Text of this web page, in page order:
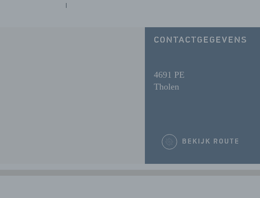
CONTACTGEGEVENS
4691 PE
Tholen
BEKIJK ROUTE